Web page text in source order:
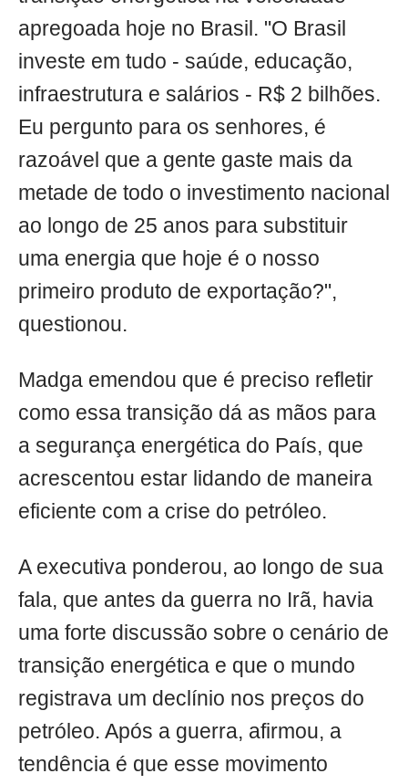
apregoada hoje no Brasil. "O Brasil
investe em tudo - saúde, educação,
infraestrutura e salários - R$ 2 bilhões.
Eu pergunto para os senhores, é
razoável que a gente gaste mais da
metade de todo o investimento nacional
ao longo de 25 anos para substituir
uma energia que hoje é o nosso
primeiro produto de exportação?",
questionou.
Madga emendou que é preciso refletir
como essa transição dá as mãos para
a segurança energética do País, que
acrescentou estar lidando de maneira
eficiente com a crise do petróleo.
A executiva ponderou, ao longo de sua
fala, que antes da guerra no Irã, havia
uma forte discussão sobre o cenário de
transição energética e que o mundo
registrava um declínio nos preços do
petróleo. Após a guerra, afirmou, a
tendência é que esse movimento